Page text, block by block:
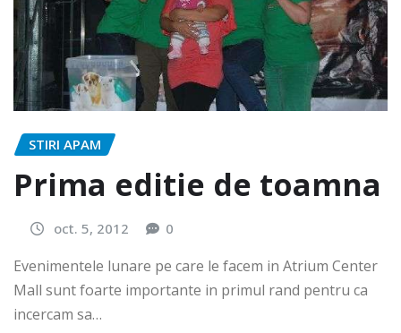
STIRI APAM
Prima editie de toamna
oct. 5, 2012 0
Evenimentele lunare pe care le facem in Atrium Center
Mall sunt foarte importante in primul rand pentru ca
incercam sa…